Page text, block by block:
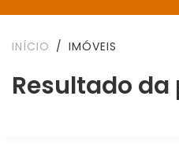
INÍCIO IMÓVEIS
Resultado